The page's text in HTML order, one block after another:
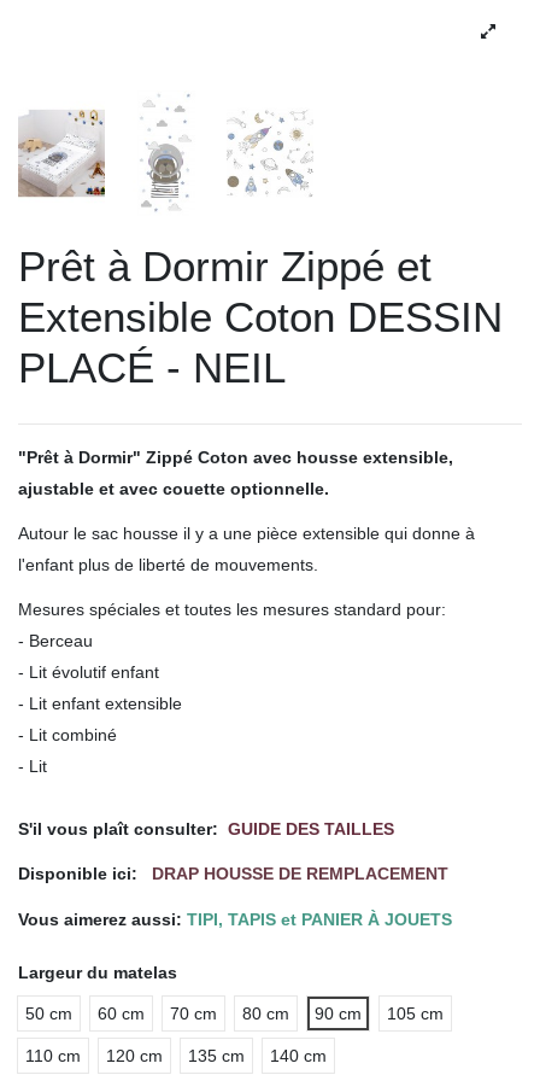
Prêt à Dormir Zippé et
Extensible Coton DESSIN
PLACÉ - NEIL
"Prêt à Dormir" Zippé Coton avec housse extensible,
ajustable et avec couette optionnelle.
Autour le sac housse il y a une pièce extensible qui donne à
l'enfant plus de liberté de mouvements.
Mesures spéciales et toutes les mesures standard pour:
- Berceau
- Lit évolutif enfant
- Lit enfant extensible
- Lit combiné
- Lit
S'il vous plaît consulter: GUIDE DES TAILLES
Disponible ici: DRAP HOUSSE DE REMPLACEMENT
Vous aimerez aussi: TIPI, TAPIS et PANIER À JOUETS
Largeur du matelas
50 cm 60 cm 70 cm 80 cm 90 cm 105 cm
110 cm 120 cm 135 cm 140 cm